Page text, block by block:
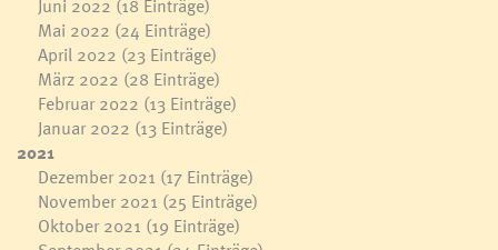
Juni 2022 (18 Einträge)
Mai 2022 (24 Einträge)
April 2022 (23 Einträge)
März 2022 (28 Einträge)
Februar 2022 (13 Einträge)
Januar 2022 (13 Einträge)
2021
Dezember 2021 (17 Einträge)
November 2021 (25 Einträge)
Oktober 2021 (19 Einträge)